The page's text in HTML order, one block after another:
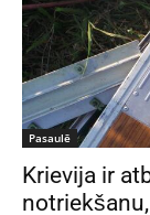
Pasaulē
Krievija ir